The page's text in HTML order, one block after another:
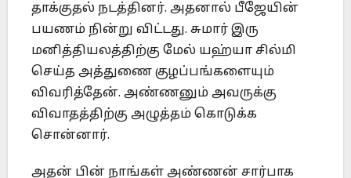
தாக்குதல் நடத்தினர். அதனால் பீஜேயின்
பயணம் நின்று விட்டது. சுமார் இரு
மனித்தியலத்திற்கு மேல் யஹ்யா சில்மி
செய்த அத்துணை குழப்பங்களையும்
விவரித்தேன். அண்ணனும் அவருக்கு
விவாதத்திற்கு அழுத்தம் கொடுக்க
சொன்னார்.
அதன் பின் நாங்கள் அண்ணன் சார்பாக